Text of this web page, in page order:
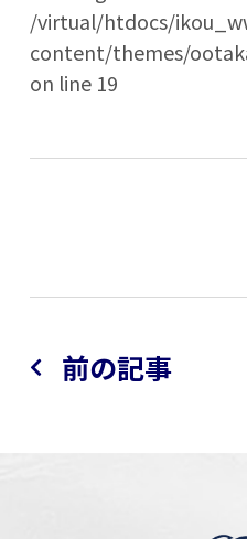
/virtual/htdocs/
content/themes/
on line 19
前の記事